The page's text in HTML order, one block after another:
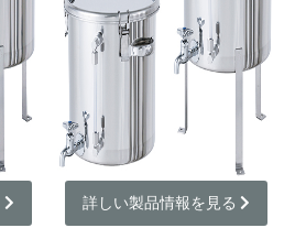
詳しい製品情報を見る